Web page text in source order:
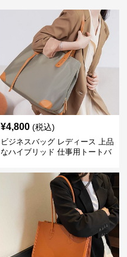
¥4,800 (税込)
ビジネスバッグ レディース 上品
なハイブリッド 仕事用トートバ